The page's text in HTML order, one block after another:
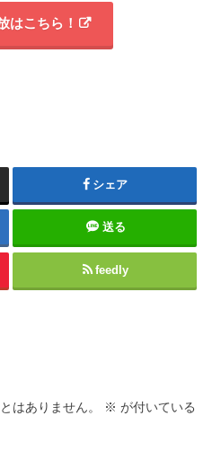
はこちら！
シェア
送る
feedly
はありません。 ※ が付いている